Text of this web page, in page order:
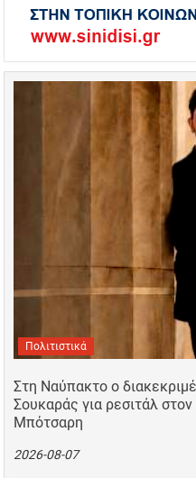
Πολιτιστικά
Στη Ναύπακτο ο
Σουκαράς για ρεσιτάλ
Μπότσαρη
2026-08-07